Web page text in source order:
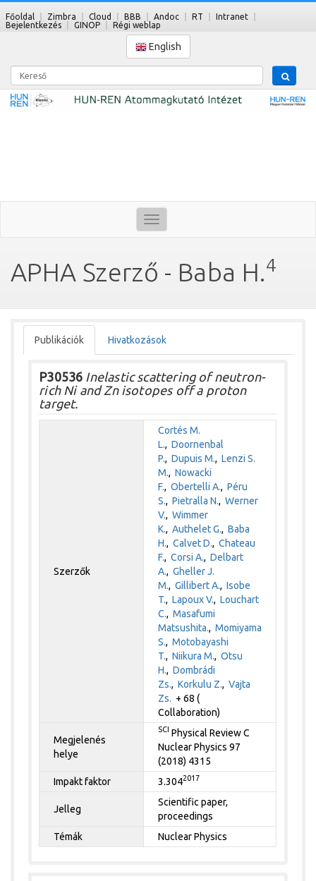
Főoldal Zimbra Cloud BBB Andoc RT
Intranet
Bejelentkezés
GINOP Régi weblap
English
Kereső
Toggle
navigation
APHA Szerző - Baba H.4
Publikációk Hivatkozások
P30536 Inelastic scattering of neutron-
rich Ni and Zn isotopes off a proton
target.
Szerzők
Cortés M.
L.,Doornenbal
P.,Dupuis M.,Lenzi S.
M.,Nowacki
F.,Obertelli A.,Péru
S.,Pietralla N.,Werner
V.,Wimmer
K.,Authelet G.,Baba
H.,Calvet D.,Chateau
F.,Corsi A.,Delbart
A.,Gheller J.
M.,Gillibert A.,Isobe
T.,Lapoux V.,Louchart
C.,Masafumi
Matsushita.,Momiyama
S.,Motobayashi
T.,Niikura M.,Otsu
H.,Dombrádi
Zs.,Korkulu Z.,Vajta
Zs. + 68 (
Collaboration)
Megjelenés
helye
SCI Physical Review C
Nuclear Physics 97
(2018) 4315
Impakt faktor
3.3042017
Jelleg
Scientific paper,
proceedings
Témák
Nuclear Physics